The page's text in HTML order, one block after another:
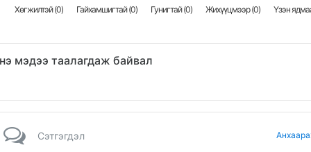
Хөгжилтэй (0) Гайхамшигтай (0) Гунигтай (0) Жихүүцмээр (0) Үзэн
мэдээ таалагдаж байвал
Сэтгэгдэл